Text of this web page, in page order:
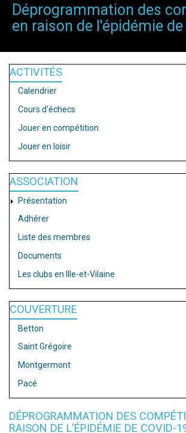
Déprogrammation des
en raison de l'épidémie de
ACTIVITÉS
Calendrier
Cours d'échecs
Jouer en compétition
Jouer en loisir
ASSOCIATION
Présentation
Adhérer
Liste des membres
Documents
Les clubs en Ille-et-Vilaine
COUVERTURE
Betton
Saint Grégoire
Montgermont
Pacé
DÉPROGRAMMATION DES
RAISON DE L'ÉPIDÉMIE DE COVID-